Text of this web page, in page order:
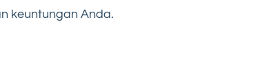
keuntungan Anda.